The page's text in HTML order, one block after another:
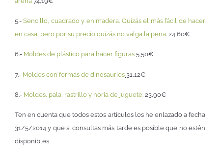
5.-Sencillo, cuadrado y en madera. Quizás el más fácil de hacer
en casa, pero por su precio quizás no valga la pena. 24,60€
6.- Moldes de plástico para hacer figuras 5,50€
7.- Moldes con formas de dinosaurios 31,12€
8.- Moldes, pala, rastrillo y noria de juguete. 23,90€
Ten en cuenta que todos estos artículos los he enlazado a fecha
31/5/2014 y que si consultas más tarde es posible que no estén
disponibles.